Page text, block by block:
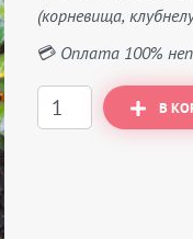
(корневища,
💳 Оплата 100%
В